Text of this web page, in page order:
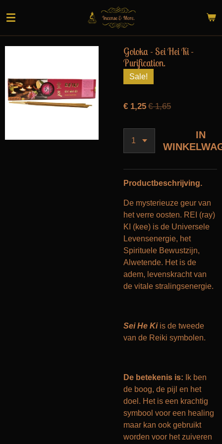
direct
naar
de
Goloka - Sei Hei Ki -
Purification.
Sale!
€ 1,25 € 1,65
IN
Productbeschrijving.
De mysterieuze geur van
het verre oosten. REI (ray)
KI (kee) is de Universele
Levensenergie, het
Spirituele Bewustzijn,
Alwetende. Het is de
adem, levenskracht van
de vitale stralingsenergie.
Sei He Kiis de tweede
van de Reiki symbolen.
De betekenis is: Ik ben
de boog, de pijl en het
doel. Het is een krachtig
symbool voor een healing
maar kan ook gebruikt
worden voor het zuiveren